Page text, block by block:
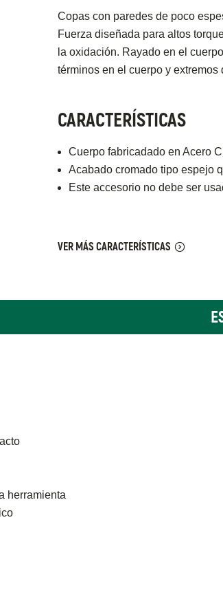
Copas con paredes de poco
Fuerza diseñada para altos
la oxidación. Rayado en el
términos en el cuerpo y
CARACTERÍSTICAS
Cuerpo fabricadado en Acero
Acabado cromado tipo espejo
Este accesorio no debe ser
VER MÁS CARACTERÍSTICAS
herramienta